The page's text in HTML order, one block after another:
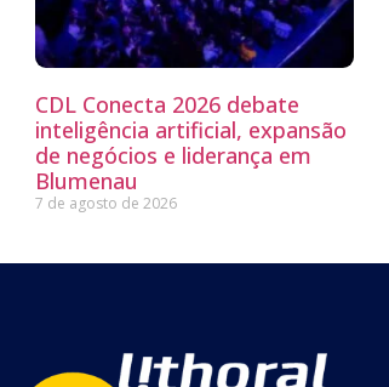
CDL Conecta 2026 debate
inteligência artificial, expansão
de negócios e liderança em
Blumenau
7 de agosto de 2026